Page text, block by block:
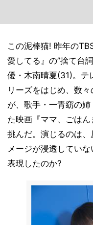
この泥棒猫! 昨年の
愛してる』の”捨て台
優・木南晴夏(31)。テ
リーズをはじめ、数
が、歌手・一青窈の
た映画『ママ、ごは
挑んだ。演じるのは
メージが浸透してい
表現したのか?